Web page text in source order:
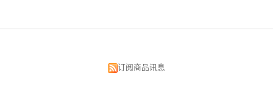
订阅商品讯息